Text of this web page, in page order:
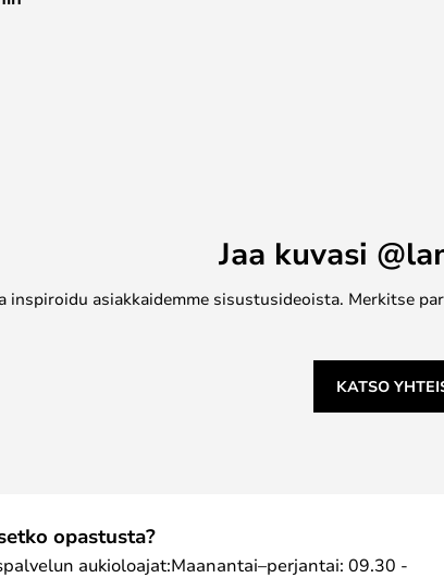
Jaa kuvasi
inspiroidu asiakkaidemme sisustusideoista. Merkitse
KATSO
opastusta?
aukioloajat:Maanantai–perjantai: 09.30 -